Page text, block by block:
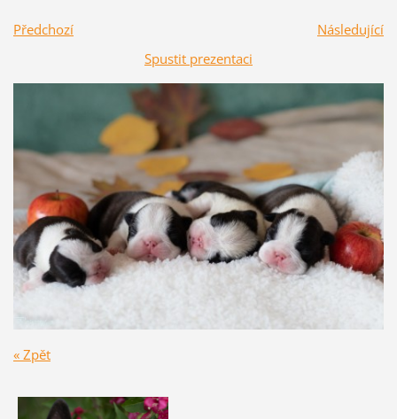
Předchozí
Následující
Spustit prezentaci
« Zpět